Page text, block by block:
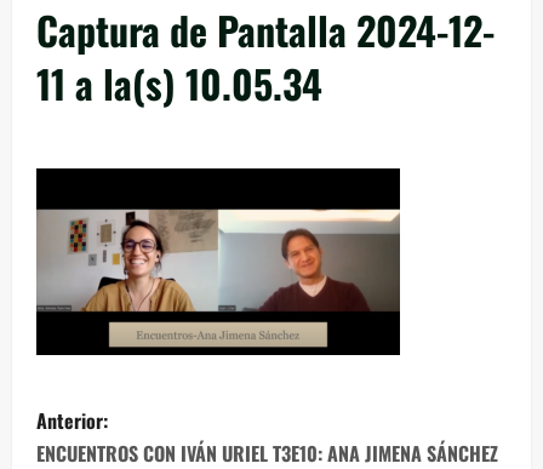
Captura de Pantalla 2024-12-
11 a la(s) 10.05.34
Anterior:
ENCUENTROS CON IVÁN URIEL T3E10: ANA JIMENA SÁNCHEZ